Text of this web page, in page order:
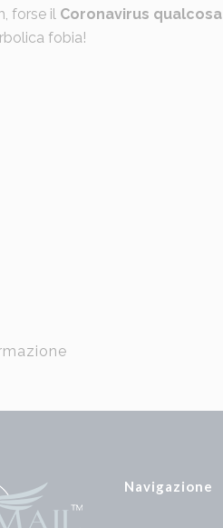
forse il Coronavirus qualcosa
fobia!
Navigazione